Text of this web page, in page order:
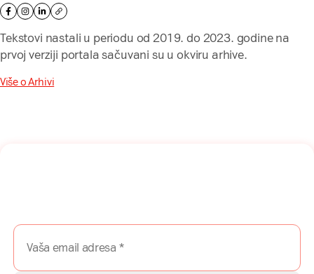
Tekstovi nastali u periodu od 2019. do 2023. godine na
prvoj verziji portala sačuvani su u okviru arhive.
Više o Arhivi